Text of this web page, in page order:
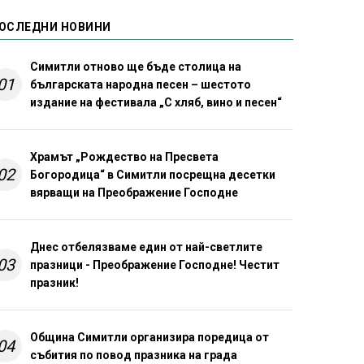
НОВИНИ
Симитли отново ще бъде столица на
българската народна песен – шестото
издание на фестивала „С хляб, вино и песен“
Храмът „Рождество на Пресвета
Богородица“ в Симитли посрещна десетки
вярващи на Преображение Господне
Днес отбелязваме един от най-светлите
празници - Преображение Господне! Честит
празник!
Община Симитли организира поредица от
събития по повод празника на града